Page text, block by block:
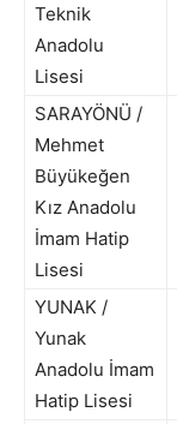
Teknik
Anadolu
Lisesi
SARAYÖNÜ /
Mehmet
Büyükeğen
Kız Anadolu
İmam Hatip
Lisesi
YUNAK /
Yunak
Anadolu İmam
Hatip Lisesi